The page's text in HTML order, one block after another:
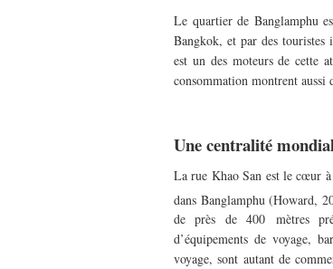
Le quartier de Banglamphu
Bangkok, et par des
est un des moteurs de cette
consommation montrent aussi
Une centralité
La rue Khao San est le cœur à
dans Banglamphu (Howard,
de près de 400 mètres
d’équipements de voyage,
voyage, sont autant de